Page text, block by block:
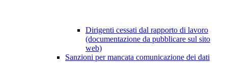
Dirigenti cessati dal rapporto di lavoro
(documentazione da pubblicare sul sito
web)
Sanzioni per mancata comunicazione dei dati